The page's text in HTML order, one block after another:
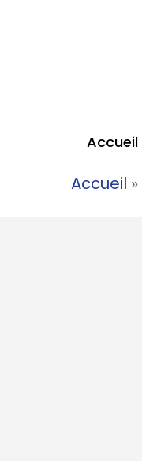
Accueil
Accueil »